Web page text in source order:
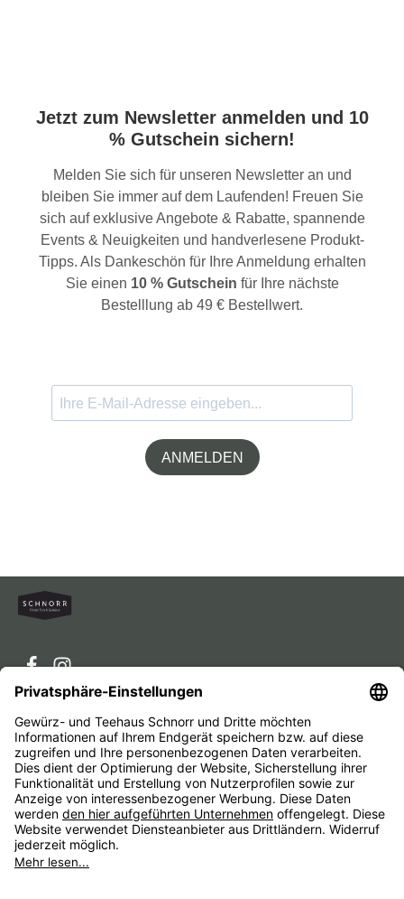
Jetzt zum Newsletter anmelden und 10
% Gutschein sichern!
Melden Sie sich für unseren Newsletter an und
bleiben Sie immer auf dem Laufenden! Freuen Sie
sich auf exklusive Angebote & Rabatte, spannende
Events & Neuigkeiten und handverlesene Produkt-
Tipps. Als Dankeschön für Ihre Anmeldung erhalten
Sie einen 10 % Gutschein für Ihre nächste
Bestelllung ab 49 € Bestellwert.
ANMELDEN
Service-Hotline
Service
Unternehmen
Alle Preise inkl. gesetzl. Mehrwertsteuer zzgl.